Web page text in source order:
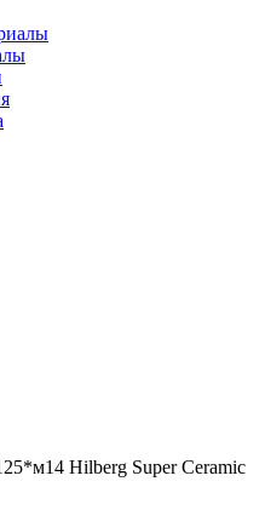
Hilberg Super Ceramic